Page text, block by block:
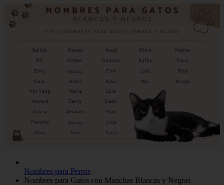
Nombres para Perros
Nombres para Gatos con Manchas Blancas y Negras